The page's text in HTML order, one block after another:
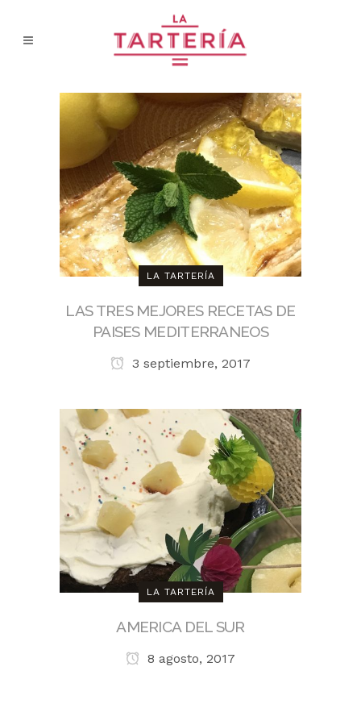
LA TARTERÍA
LAS TRES MEJORES RECETAS DE
PAISES MEDITERRANEOS
3 septiembre, 2017
LA TARTERÍA
AMERICA DEL SUR
8 agosto, 2017